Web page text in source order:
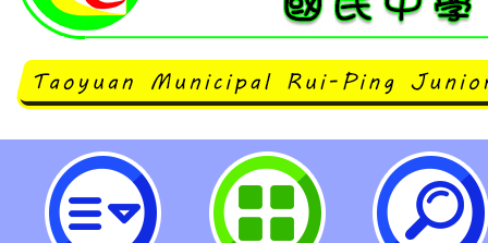
「認識AI協作工具及實作研習會」
市立瑞坪國民中學